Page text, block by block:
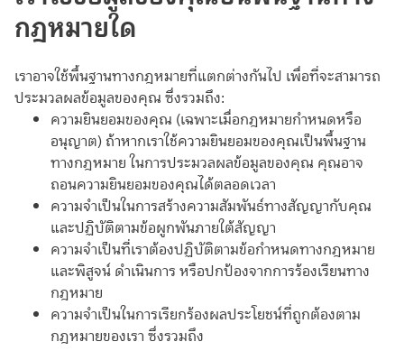
กฎหมายใด
เราอาจใช้พื้นฐานทางกฎหมายที่แตกต่างกันไป เพื่อที่จะสามารถ
ประมวลผลข้อมูลของคุณ ซึ่งรวมถึง:
ความยินยอมของคุณ (เฉพาะเมื่อกฎหมายกำหนดหรือ
อนุญาต) ถ้าหากเราใช้ความยินยอมของคุณเป็นพื้นฐาน
ทางกฎหมาย ในการประมวลผลข้อมูลของคุณ คุณอาจ
ถอนความยินยอมของคุณได้ตลอดเวลา
ความจำเป็นในการสร้างความสัมพันธ์ทางสัญญากับคุณ
และปฏิบัติตามข้อผูกพันภายใต้สัญญา
ความจำเป็นที่เราต้องปฏิบัติตามข้อกำหนดทางกฎหมาย
และพิสูจน์ ดำเนินการ หรือปกป้องจากการร้องเรียนทาง
กฎหมาย
ความจำเป็นในการเรียกร้องผลประโยชน์ที่ถูกต้องตาม
กฎหมายของเรา ซึ่งรวมถึง